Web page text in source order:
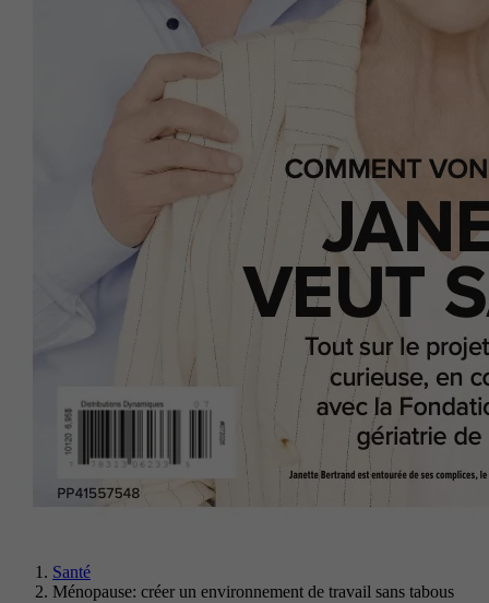
Santé
Ménopause: créer un environnement de travail sans tabous